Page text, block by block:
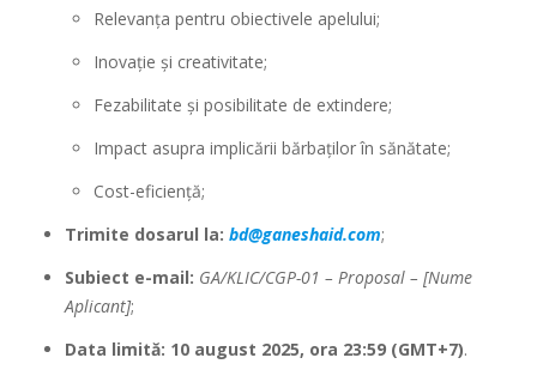
Relevanța pentru obiectivele apelului;
Inovație și creativitate;
Fezabilitate și posibilitate de extindere;
Impact asupra implicării bărbaților în sănătate;
Cost-eficiență;
Trimite dosarul la: bd@ganeshaid.com;
Subiect e-mail: GA/KLIC/CGP-01 – Proposal – [Nume
Aplicant];
Data limită: 10 august 2025, ora 23:59 (GMT+7).